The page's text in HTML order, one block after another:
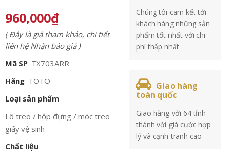
960,000₫
( Đây là giá tham khảo, chi tiết
liên hệ Nhận báo giá )
Mã SP TX703ARR
Hãng TOTO
Loại sản phẩm
Lô treo / hộp đựng / móc treo
giấy vệ sinh
Chất liệu
Chúng tôi cam kết tới
khách hàng những sản
phẩm tốt nhất với chi
phí thấp nhất
Giao hàng
toàn quốc
Giao hàng với 64 tỉnh
thành với giá cước hợp
lý và cạnh tranh cao